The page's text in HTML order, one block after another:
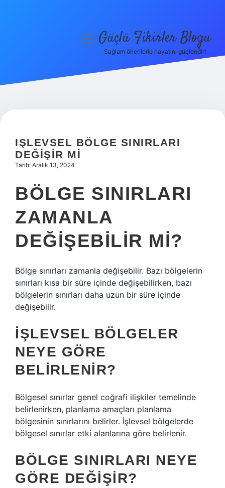
Hakkımızda
menüyüGüçlü Fikirler Blogu
Sağlam önerilerle hayatını güçlendir!
IŞLEVSEL BÖLGE SINIRLARI
DEĞIŞIR MI
Tarih: Aralık 13, 2024
BÖLGE SINIRLARI
ZAMANLA
DEĞIŞEBILIR MI?
Bölge sınırları zamanla değişebilir. Bazı bölgelerin
sınırları kısa bir süre içinde değişebilirken, bazı
bölgelerin sınırları daha uzun bir süre içinde
değişebilir.
İŞLEVSEL BÖLGELER
NEYE GÖRE
BELIRLENIR?
Bölgesel sınırlar genel coğrafi ilişkiler temelinde
belirlenirken, planlama amaçları planlama
bölgesinin sınırlarını belirler. İşlevsel bölgelerde
bölgesel sınırlar etki alanlarına göre belirlenir.
BÖLGE SINIRLARI NEYE
GÖRE DEĞIŞIR?